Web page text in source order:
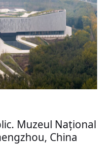
Muzeul Național
China